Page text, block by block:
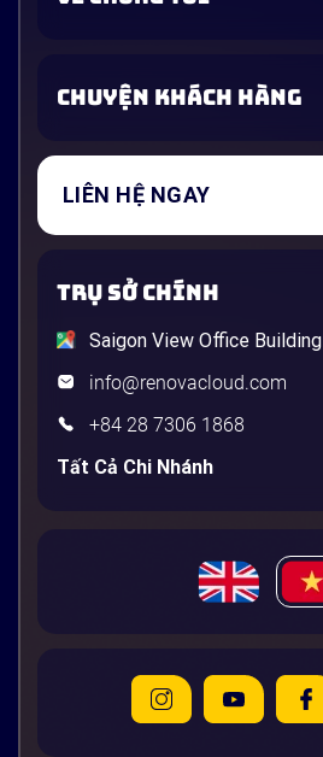
CHUYỆN KHÁCH HÀNG
LIÊN HỆ NGAY
TRỤ SỞ CHÍNH
Saigon View Office Building
info@renovacloud.com
+84 28 7306 1868
Tất Cả Chi Nhánh